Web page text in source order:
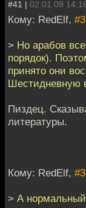
#41 | 02.01.09
Кому: RedElf,
> Но арабов
порядок).
принято они
Шестидневную
Пиздец.
литературы.
Кому: RedElf,
> А